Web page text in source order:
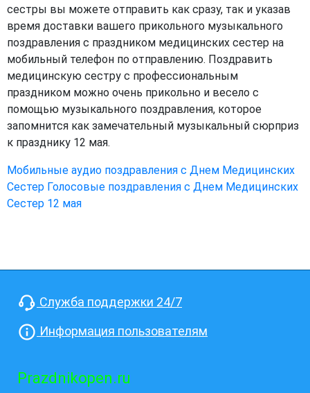
сестры вы можете отправить как сразу, так и указав
время доставки вашего прикольного музыкального
поздравления с праздником медицинских сестер на
мобильный телефон по отправлению. Поздравить
медицинскую сестру с профессиональным
праздником можно очень прикольно и весело с
помощью музыкального поздравления, которое
запомнится как замечательный музыкальный сюрприз
к празднику 12 мая.
Мобильные аудио поздравления с Днем Медицинских
Сестер Голосовые поздравления с Днем Медицинских
Сестер 12 мая
Служба поддержки 24/7
Информация пользователям
Prazdnikopen.ru